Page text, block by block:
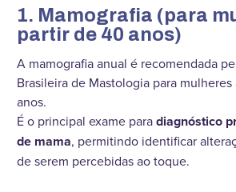
1. Mamografia (para
partir de 40 anos)
A mamografia anual é recomendada
Brasileira de Mastologia para
anos.
É o principal exame paradiagnóstico
de mama, permitindo identificar
de serem percebidas ao toque.